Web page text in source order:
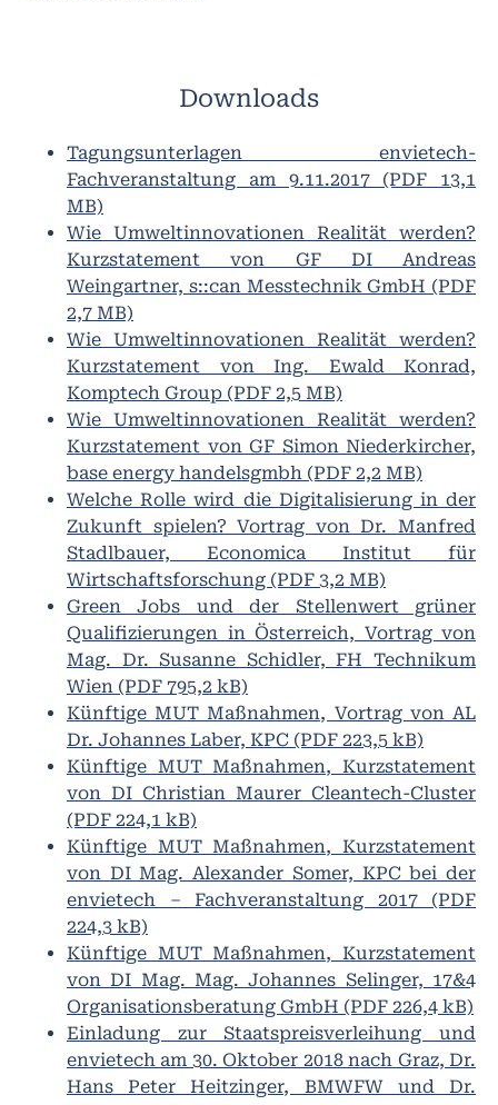
Downloads
Tagungsunterlagen envietech-
Fachveranstaltung am 9.11.2017 (PDF 13,1
MB)
Wie Umweltinnovationen Realität werden?
Kurzstatement von GF DI Andreas
Weingartner, s::can Messtechnik GmbH (PDF
2,7 MB)
Wie Umweltinnovationen Realität werden?
Kurzstatement von Ing. Ewald Konrad,
Komptech Group (PDF 2,5 MB)
Wie Umweltinnovationen Realität werden?
Kurzstatement von GF Simon Niederkircher,
base energy handelsgmbh (PDF 2,2 MB)
Welche Rolle wird die Digitalisierung in der
Zukunft spielen? Vortrag von Dr. Manfred
Stadlbauer, Economica Institut für
Wirtschaftsforschung (PDF 3,2 MB)
Green Jobs und der Stellenwert grüner
Qualifizierungen in Österreich, Vortrag von
Mag. Dr. Susanne Schidler, FH Technikum
Wien (PDF 795,2 kB)
Künftige MUT Maßnahmen, Vortrag von AL
Dr. Johannes Laber, KPC (PDF 223,5 kB)
Künftige MUT Maßnahmen, Kurzstatement
von DI Christian Maurer Cleantech-Cluster
(PDF 224,1 kB)
Künftige MUT Maßnahmen, Kurzstatement
von DI Mag. Alexander Somer, KPC bei der
envietech – Fachveranstaltung 2017 (PDF
224,3 kB)
Künftige MUT Maßnahmen, Kurzstatement
von DI Mag. Mag. Johannes Selinger, 17&4
Organisationsberatung GmbH (PDF 226,4 kB)
Einladung zur Staatspreisverleihung und
envietech am 30. Oktober 2018 nach Graz, Dr.
Hans Peter Heitzinger, BMWFW und Dr.